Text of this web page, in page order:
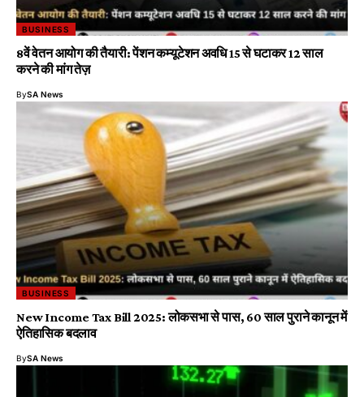
BUSINESS
8वें वेतन आयोग की तैयारी: पेंशन कम्यूटेशन अवधि 15 से घटाकर 12 साल
करने की मांग तेज़
BySA News
BUSINESS
New Income Tax Bill 2025: लोकसभा से पास, 60 साल पुराने कानून में
ऐतिहासिक बदलाव
BySA News